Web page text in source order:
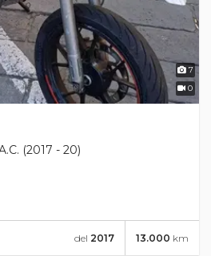
7
0
(2017 - 20)
13.000 km
del 2017